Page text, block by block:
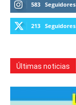
583 Seguidores
213 Seguidores
Últimas noticias